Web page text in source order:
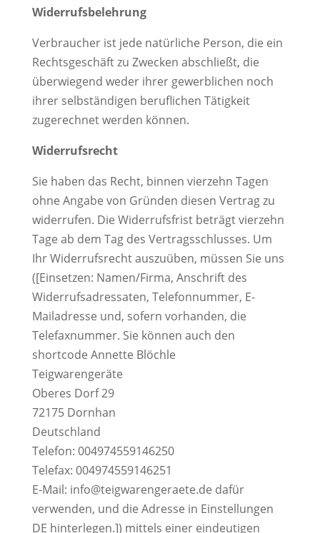
Widerrufsbelehrung
Verbraucher ist jede natürliche Person, die ein
Rechtsgeschäft zu Zwecken abschließt, die
überwiegend weder ihrer gewerblichen noch
ihrer selbständigen beruflichen Tätigkeit
zugerechnet werden können.
Widerrufsrecht
Sie haben das Recht, binnen vierzehn Tagen
ohne Angabe von Gründen diesen Vertrag zu
widerrufen. Die Widerrufsfrist beträgt vierzehn
Tage ab dem Tag des Vertragsschlusses. Um
Ihr Widerrufsrecht auszuüben, müssen Sie uns
([Einsetzen: Namen/Firma, Anschrift des
Widerrufsadressaten, Telefonnummer, E-
Mailadresse und, sofern vorhanden, die
Telefaxnummer. Sie können auch den
shortcode Annette Blöchle
Teigwarengeräte
Oberes Dorf 29
72175 Dornhan
Deutschland
Telefon: 004974559146250
Telefax: 004974559146251
E-Mail: info@teigwarengeraete.de dafür
verwenden, und die Adresse in Einstellungen
DE hinterlegen.]) mittels einer eindeutigen